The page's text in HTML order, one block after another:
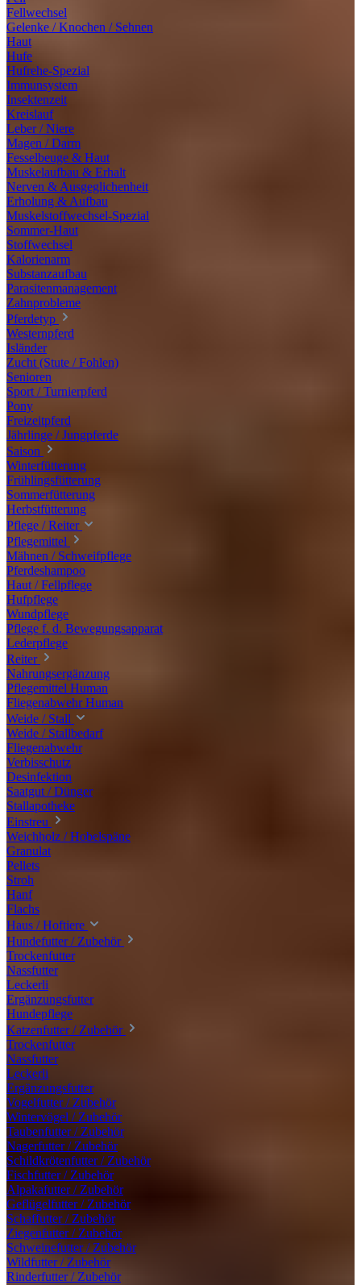
Fellwechsel
Gelenke / Knochen / Sehnen
Haut
Hufe
Hufrehe-Spezial
Immunsystem
Insektenzeit
Kreislauf
Leber / Niere
Magen / Darm
Fesselbeuge & Haut
Muskelaufbau & Erhalt
Nerven & Ausgeglichenheit
Erholung & Aufbau
Muskelstoffwechsel-Spezial
Sommer-Haut
Stoffwechsel
Kalorienarm
Substanzaufbau
Parasitenmanagement
Zahnprobleme
Pferdetyp
Westernpferd
Isländer
Zucht (Stute / Fohlen)
Senioren
Sport / Turnierpferd
Pony
Freizeitpferd
Jährlinge / Jungpferde
Saison
Winterfütterung
Frühlingsfütterung
Sommerfütterung
Herbstfütterung
Pflege / Reiter
Pflegemittel
Mähnen / Schweifpflege
Pferdeshampoo
Haut / Fellpflege
Hufpflege
Wundpflege
Pflege f. d. Bewegungsapparat
Lederpflege
Reiter
Nahrungsergänzung
Pflegemittel Human
Fliegenabwehr Human
Weide / Stall
Weide / Stallbedarf
Fliegenabwehr
Verbisschutz
Desinfektion
Saatgut / Dünger
Stallapotheke
Einstreu
Weichholz / Hobelspäne
Granulat
Pellets
Stroh
Hanf
Flachs
Haus / Hoftiere
Hundefutter / Zubehör
Trockenfutter
Nassfutter
Leckerli
Ergänzungsfutter
Hundepflege
Katzenfutter / Zubehör
Trockenfutter
Nassfutter
Leckerli
Ergänzungsfutter
Vogelfutter / Zubehör
Wintervögel / Zubehör
Taubenfutter / Zubehör
Nagerfutter / Zubehör
Schildkrötenfutter / Zubehör
Fischfutter / Zubehör
Alpakafutter / Zubehör
Geflügelfutter / Zubehör
Schaffutter / Zubehör
Ziegenfutter / Zubehör
Schweinefutter / Zubehör
Wildfutter / Zubehör
Rinderfutter / Zubehör